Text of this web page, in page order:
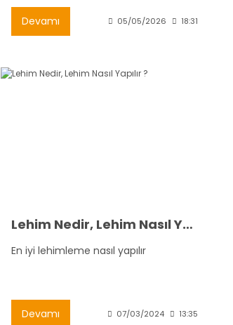
Devamı 05/05/2026 18:31
Lehim Nedir, Lehim Nasıl Yapılır ?
En iyi lehimleme nasıl yapılır
Devamı 07/03/2024 13:35